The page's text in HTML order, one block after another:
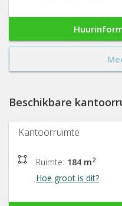
Beschikbare
Kantoorruimte
Ruimte: 184 m2
Hoe groot is dit?